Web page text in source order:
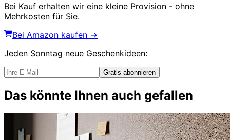
Bei Kauf erhalten wir eine kleine Provision - ohne
Mehrkosten für Sie.
Bei Amazon kaufen →
Jeden Sonntag neue Geschenkideen:
Gratis abonnieren
Das könnte Ihnen auch gefallen